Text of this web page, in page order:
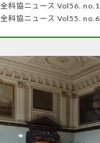
全科協ニュース Vol56. no.1
全科協ニュース Vol55. no.6